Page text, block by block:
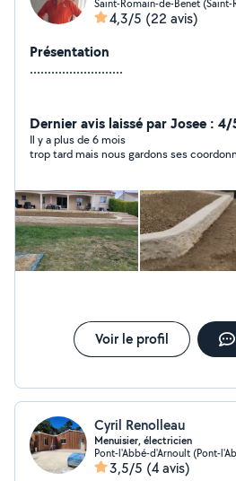
Saint-Romain-de-Benet
4,3/5 (22 avis)
Présentation
..........................
Dernier avis laissé par Josee : 4/
Il y a plus de 6 mois
trop tard mais nous gardons ses
Voir le profil
Cyril Renolleau
Menuisier, électricien
Pont-l'Abbé-d'Arnoult (Pont-
3,5/5 (4 avis)